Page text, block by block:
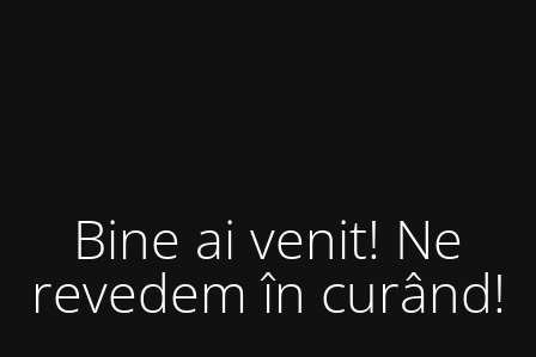
Bine ai venit! Ne
revedem în curând!